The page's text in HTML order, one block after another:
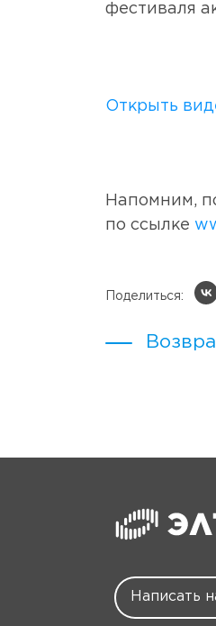
фестиваля
Открыть
Напомним,
по ссылке
Поделиться: